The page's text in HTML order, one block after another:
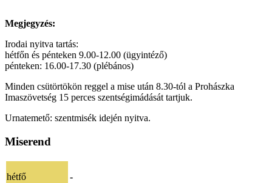
Megjegyzés:
Irodai nyitva tartás:
hétfőn és pénteken 9.00-12.00 (ügyintéző)
pénteken: 16.00-17.30 (plébános)
Minden csütörtökön reggel a mise után 8.30-tól a Prohászka
Imaszövetség 15 perces szentségimádását tartjuk.
Urnatemető: szentmisék idején nyitva.
Miserend
hétfő -